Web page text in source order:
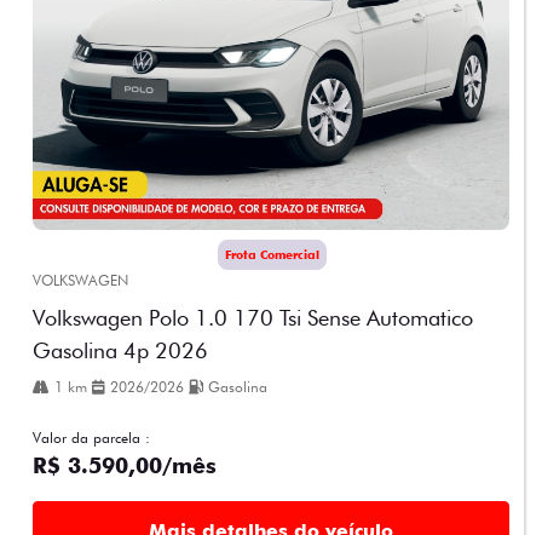
Frota Comercial
VOLKSWAGEN
Volkswagen Polo 1.0 170 Tsi Sense Automatico
Gasolina 4p 2026
1 km 2026/2026 Gasolina
Valor da parcela :
R$ 3.590,00/mês